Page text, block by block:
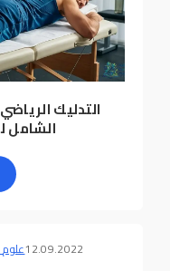
الشامل
12.09.2022